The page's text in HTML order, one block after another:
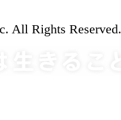
All Rights Reserved.